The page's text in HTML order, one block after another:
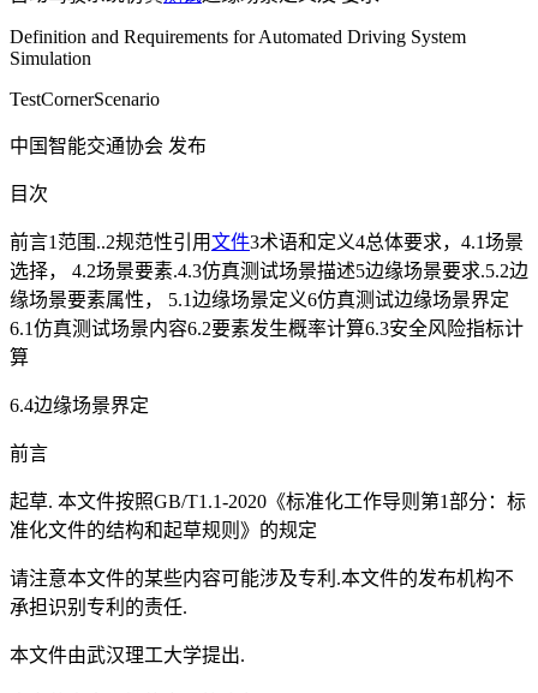
Definition and Requirements for Automated Driving System
Simulation
TestCornerScenario
中国智能交通协会 发布
目次
前言1范围..2规范性引用文件3术语和定义4总体要求，4.1场景
选择， 4.2场景要素.4.3仿真测试场景描述5边缘场景要求.5.2边
缘场景要素属性， 5.1边缘场景定义6仿真测试边缘场景界定
6.1仿真测试场景内容6.2要素发生概率计算6.3安全风险指标计
算
6.4边缘场景界定
前言
起草. 本文件按照GB/T1.1-2020《标准化工作导则第1部分：标
准化文件的结构和起草规则》的规定
请注意本文件的某些内容可能涉及专利.本文件的发布机构不
承担识别专利的责任.
本文件由武汉理工大学提出.